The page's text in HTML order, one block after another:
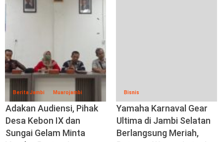
Berita Jambi Muarojambi
Adakan Audiensi, Pihak
Desa Kebon IX dan
Sungai Gelam Minta
Bisnis
Yamaha Karnaval Gear
Ultima di Jambi Selatan
Berlangsung Meriah,